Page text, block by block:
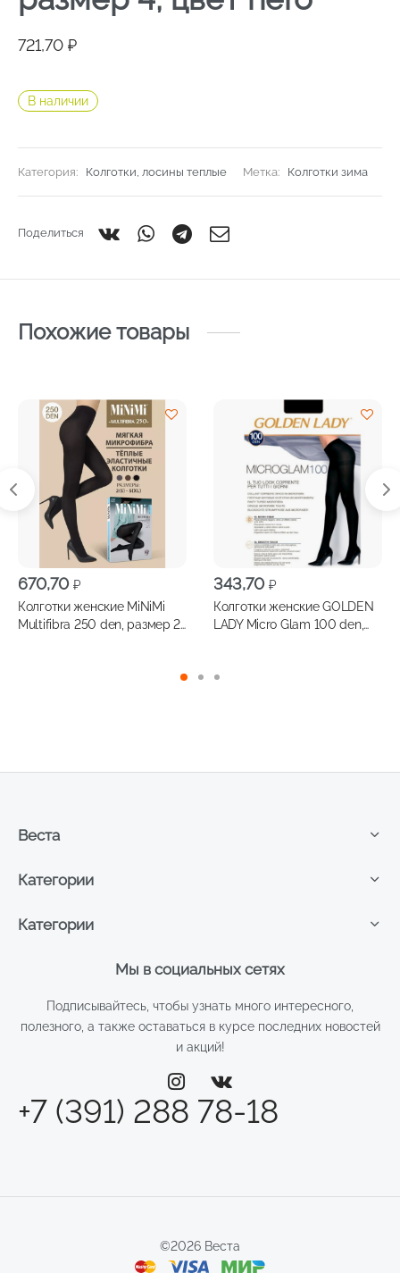
721,70 ₽
В наличии
Категория: Колготки, лосины теплые Метка: Колготки зима
Поделиться
Похожие товары
670,70 ₽
Колготки женские MiNiMi
Multifibra 250 den, размер 2,
343,70 ₽
Колготки женские GOLDEN
LADY Micro Glam 100 den,
Мы в социальных сетях
Подписывайтесь, чтобы узнать много интересного,
полезного, а также оставаться в курсе последних новостей
и акций!
+7 (391) 288 78-18
Категории
Категории
Веста
©2026 Веста